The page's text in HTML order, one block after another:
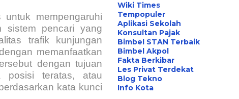
mempengaruhi
sistem pencari yang
trafik kunjungan
memanfaatkan
dengan tujuan
posisi teratas, atau
kata kunci
Wiki Times
Tempopuler
Aplikasi Sekolah
Konsultan Pajak
Bimbel STAN Terbaik
Bimbel Akpol
Fakta Berkibar
Les Privat Terdekat
Blog Tekno
Info Kota